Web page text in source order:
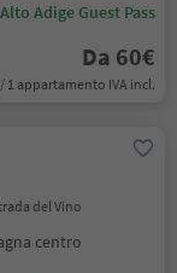
Alto Adige Guest Pass
Da 60€
1 appartamento IVA incl.
del Vino
centro